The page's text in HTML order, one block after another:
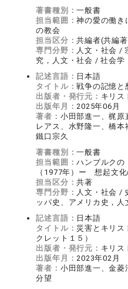
著書種別：一般書
担当範囲：神の愛の働き
の教会
担当区分：共編者(共編
専門分野： 人文・社会 /
究，人文・社会 / 社会学
記述言語： 日本語
タイトル：戦争の記憶と
出版者・発行元： キリス
出版年月：2025年06月
著者： 小田部進一、梶原
レアス、水野隆一、橋本
鐵口宗久
著書種別：一般書
担当範囲：ハンブルクの
（1977年）ー 想起文
担当区分：共著
専門分野： 人文・社会 /
ッパ史、アメリカ史，
記述言語： 日本語
タイトル： 災害とキリス
クレット１５）
出版者・発行元： キリス
出版年月：2023年02月
著者： 小田部進一、金菱
分望